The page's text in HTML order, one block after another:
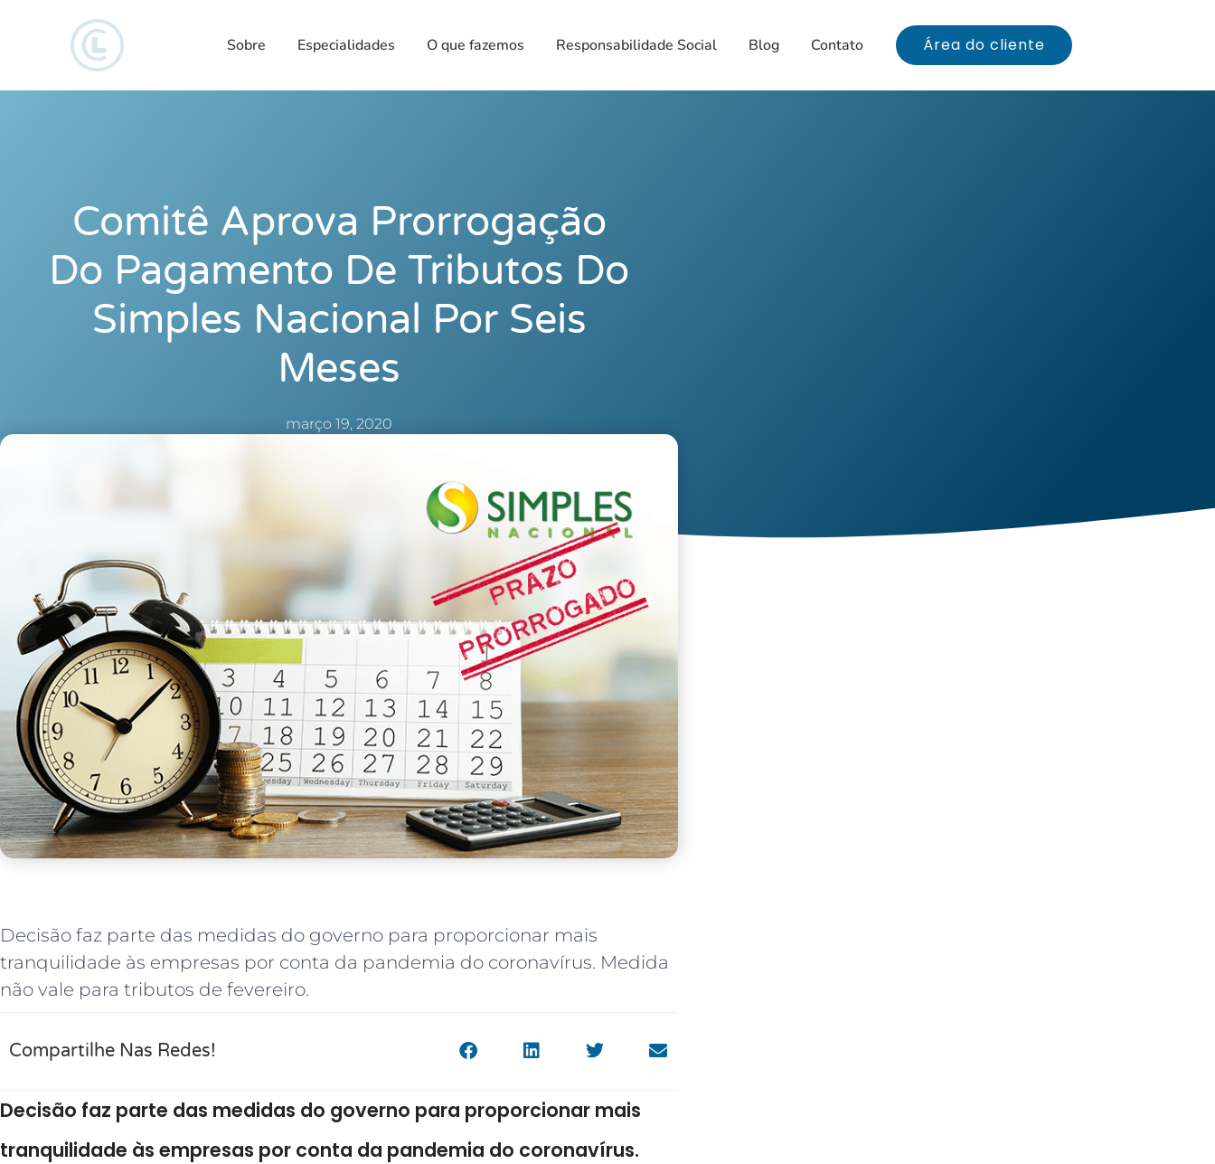
Sobre Especialidades O que fazemos Responsabilidade Social Blog Contato Área do cliente
Comitê Aprova Prorrogação
Do Pagamento De Tributos Do
Simples Nacional Por Seis
Meses
março 19, 2020
Decisão faz parte das medidas do governo para proporcionar mais
tranquilidade às empresas por conta da pandemia do coronavírus. Medida
não vale para tributos de fevereiro.
Compartilhe Nas Redes!
Decisão faz parte das medidas do governo para proporcionar mais
tranquilidade às empresas por conta da pandemia do coronavírus.